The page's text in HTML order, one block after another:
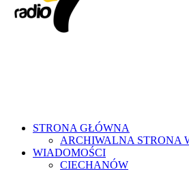
STRONA GŁÓWNA
ARCHIWALNA STRONA
WIADOMOŚCI
CIECHANÓW